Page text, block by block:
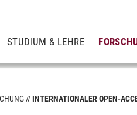
STUDIUM & LEHRE
INTERNATIONALER OPEN-